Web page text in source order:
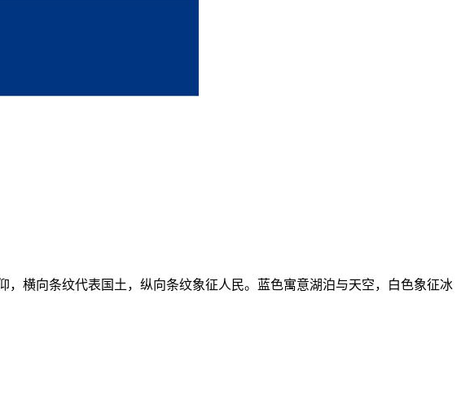
横向条纹代表国土，纵向条纹象征人民。蓝色寓意湖泊与天空，白色象征冰